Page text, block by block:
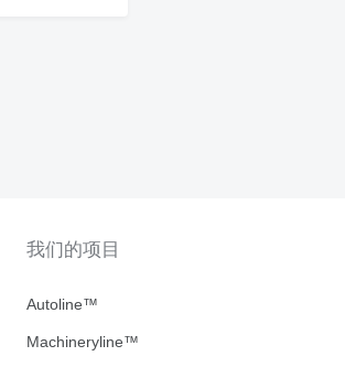
我们的项目
Autoline™
Machineryline™